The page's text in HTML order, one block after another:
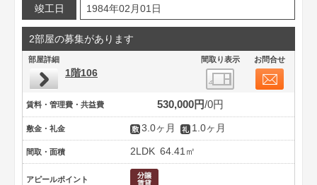
竣工日 1984年02月01日
2部屋の募集があります
部屋詳細 間取り表示 お問合せ
1階106
賃料・管理費・共益費 530,000円 0円
敷金・礼金 3.0ヶ月 1.0ヶ月
間取・面積 2LDK 64.41㎡
アピールポイント